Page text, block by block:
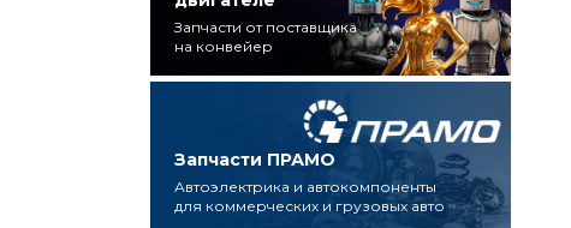
Запчасти от поставщика
на конвейер
Запчасти ПРАМО
Автоэлектрика и автокомпоненты
для коммерческих и грузовых авто